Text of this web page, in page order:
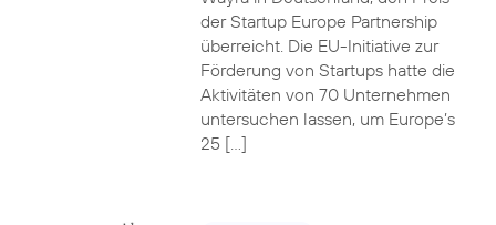
der Startup Europe Partnership
überreicht. Die EU-Initiative zur
Förderung von Startups hatte die
Aktivitäten von 70 Unternehmen
untersuchen lassen, um Europe’s
25 […]